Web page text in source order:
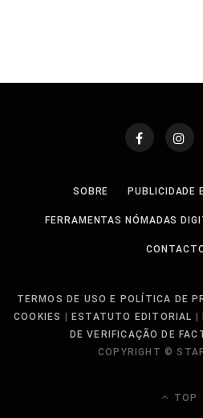
SOBRE PUBLICIDADE
FERRAMENTAS NÓMADAS
TERMOS DE USO E POLÍTICA DE
COOKIES | ESTATUTO EDITORIAL |
DE VERIFICAÇÃO DE
COPYRIGHT ©
TOP